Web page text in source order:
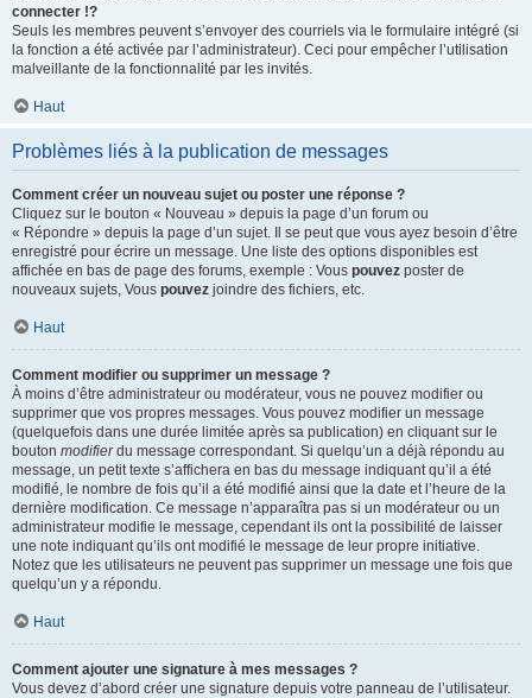
connecter !?
Seuls les membres peuvent s’envoyer des courriels via le formulaire intégré (si
la fonction a été activée par l’administrateur). Ceci pour empêcher l’utilisation
malveillante de la fonctionnalité par les invités.
Haut
Problèmes liés à la publication de messages
Comment créer un nouveau sujet ou poster une réponse ?
Cliquez sur le bouton « Nouveau » depuis la page d’un forum ou
« Répondre » depuis la page d’un sujet. Il se peut que vous ayez besoin d’être
enregistré pour écrire un message. Une liste des options disponibles est
affichée en bas de page des forums, exemple : Vous pouvez poster de
nouveaux sujets, Vous pouvez joindre des fichiers, etc.
Haut
Comment modifier ou supprimer un message ?
À moins d’être administrateur ou modérateur, vous ne pouvez modifier ou
supprimer que vos propres messages. Vous pouvez modifier un message
(quelquefois dans une durée limitée après sa publication) en cliquant sur le
bouton modifierdu message correspondant. Si quelqu’un a déjà répondu au
message, un petit texte s’affichera en bas du message indiquant qu’il a été
modifié, le nombre de fois qu’il a été modifié ainsi que la date et l’heure de la
dernière modification. Ce message n’apparaîtra pas si un modérateur ou un
administrateur modifie le message, cependant ils ont la possibilité de laisser
une note indiquant qu’ils ont modifié le message de leur propre initiative.
Notez que les utilisateurs ne peuvent pas supprimer un message une fois que
quelqu’un y a répondu.
Haut
Comment ajouter une signature à mes messages ?
Vous devez d’abord créer une signature depuis votre panneau de l’utilisateur.